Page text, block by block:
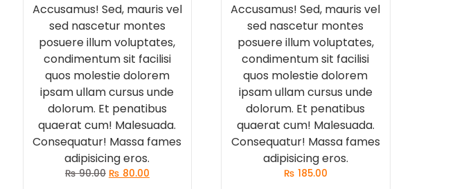
Accusamus! Sed, mauris vel
sed nascetur montes
posuere illum voluptates,
condimentum sit facilisi
quos molestie dolorem
ipsam ullam cursus unde
dolorum. Et penatibus
quaerat cum! Malesuada.
Consequatur! Massa fames
adipisicing eros.
₨90.00 Original
₨ 80.00Current
Accusamus! Sed, mauris vel
sed nascetur montes
posuere illum voluptates,
condimentum sit facilisi
quos molestie dolorem
ipsam ullam cursus unde
dolorum. Et penatibus
quaerat cum! Malesuada.
Consequatur! Massa fames
adipisicing eros.
₨ 185.00